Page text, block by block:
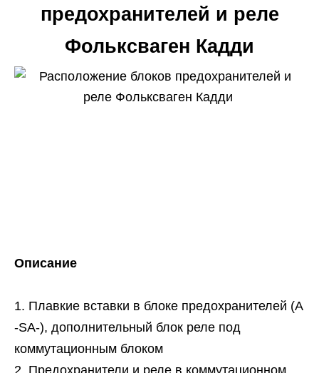
предохранителей и реле
Фольксваген Кадди
Описание
Плавкие вставки в блоке предохранителей (A
-SA-), дополнительный блок реле под
коммутационным блоком
Предохранители и реле в коммутационном